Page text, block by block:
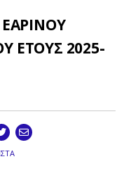
ΕΤΟΥΣ 2025-